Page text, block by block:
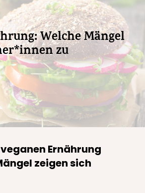
Welche Mängel
zu
Ernährung
zeigen sich